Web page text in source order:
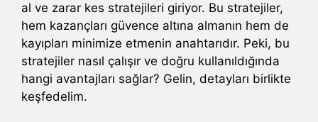
al ve zarar kes stratejileri giriyor. Bu stratejiler,
hem kazançları güvence altına almanın hem de
kayıpları minimize etmenin anahtarıdır. Peki, bu
stratejiler nasıl çalışır ve doğru kullanıldığında
hangi avantajları sağlar? Gelin, detayları birlikte
keşfedelim.